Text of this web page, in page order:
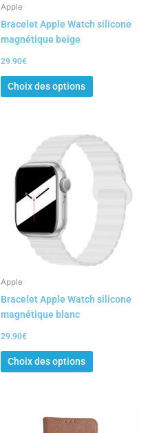
Apple
Bracelet Apple Watch silicone
magnétique beige
29.90€
Choix des options
la
produit
Apple
Bracelet Apple Watch silicone
magnétique blanc
29.90€
Choix des options
Ce
produit
a
plusieurs
variations.
options
peuvent
être
la
produit